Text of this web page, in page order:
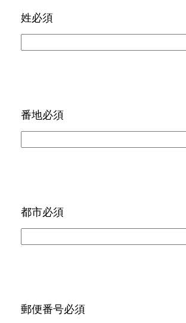
姓必須
番地必須
都市必須
郵便番号必須